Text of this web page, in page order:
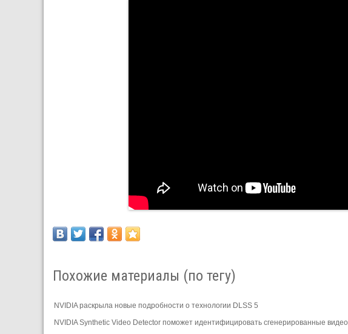
Похожие материалы (по тегу)
NVIDIA раскрыла новые подробности о технологии DLSS 5
NVIDIA Synthetic Video Detector поможет идентифицировать сгенерированные видео